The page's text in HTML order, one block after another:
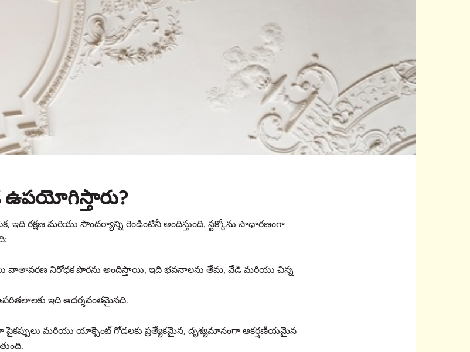
ఉపయోగిస్తారు?
ఇది రక్షణ మరియు సౌందర్యాన్ని రెండింటినీ అందిస్తుంది. స్టక్కోను సాధారణంగా
వాతావరణ నిరోధక పొరను అందిస్తాయి, ఇది భవనాలను తేమ, వేడి మరియు చిన్న
ఇది ఆదర్శవంతమైనది.
పైకప్పులు మరియు యాక్సెంట్ గోడలకు ప్రత్యేకమైన, దృశ్యమానంగా ఆకర్షణీయమైన